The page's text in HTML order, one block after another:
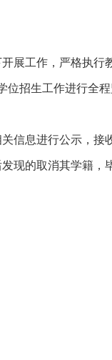
展工作，严格执行
招生工作进行全
信息进行公示，接
现的取消其学籍，